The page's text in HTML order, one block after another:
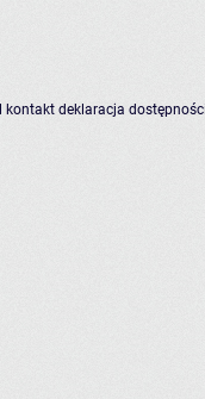
kontakt deklaracja